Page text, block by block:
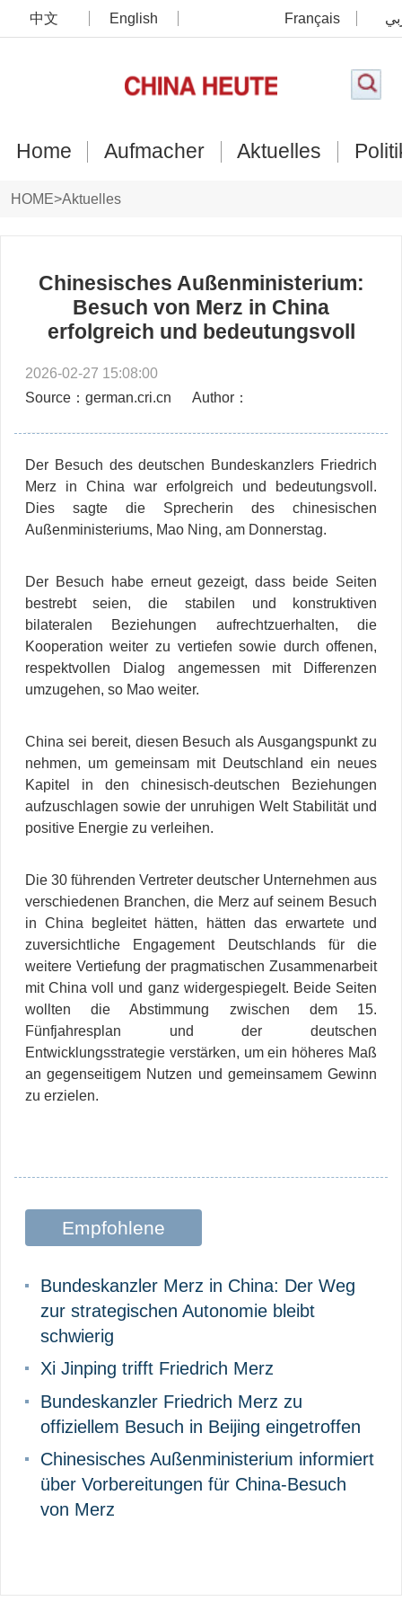
中文 English Français
Home Aufmacher Aktuelles
HOME>Aktuelles
Chinesisches Außenministerium:
Besuch von Merz in China
erfolgreich und bedeutungsvoll
2026-02-27 15:08:00
Source：german.cri.cn
Author：
Der Besuch des deutschen Bundeskanzlers Friedrich
Merz in China war erfolgreich und bedeutungsvoll.
Dies sagte die Sprecherin des chinesischen
Außenministeriums, Mao Ning, am Donnerstag.
Der Besuch habe erneut gezeigt, dass beide Seiten
bestrebt seien, die stabilen und konstruktiven
bilateralen Beziehungen aufrechtzuerhalten, die
Kooperation weiter zu vertiefen sowie durch offenen,
respektvollen Dialog angemessen mit Differenzen
umzugehen, so Mao weiter.
China sei bereit, diesen Besuch als Ausgangspunkt zu
nehmen, um gemeinsam mit Deutschland ein neues
Kapitel in den chinesisch-deutschen Beziehungen
aufzuschlagen sowie der unruhigen Welt Stabilität und
positive Energie zu verleihen.
Die 30 führenden Vertreter deutscher Unternehmen aus
verschiedenen Branchen, die Merz auf seinem Besuch
in China begleitet hätten, hätten das erwartete und
zuversichtliche Engagement Deutschlands für die
weitere Vertiefung der pragmatischen Zusammenarbeit
mit China voll und ganz widergespiegelt. Beide Seiten
wollten die Abstimmung zwischen dem 15.
Fünfjahresplan und der deutschen
Entwicklungsstrategie verstärken, um ein höheres Maß
an gegenseitigem Nutzen und gemeinsamem Gewinn
zu erzielen.
Empfohlene
Bundeskanzler Merz in China: Der Weg
zur strategischen Autonomie bleibt
schwierig
Xi Jinping trifft Friedrich Merz
Bundeskanzler Friedrich Merz zu
offiziellem Besuch in Beijing eingetroffen
Chinesisches Außenministerium informiert
über Vorbereitungen für China-Besuch
von Merz